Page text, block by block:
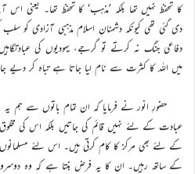
کا تحفظ نہیں تھا بلکہ ’مذہب‘ کا تحفظ تھا۔
دی گئی تھی کیونکہ دشمنانِ اسلام مذہبی آزادی کو
دفاعی جنگ نہ کرتے تو گرجے، یہودیوں کی
میں اللہ کا کثرت سے نام لیا جاتا ہے تباہ کر دیے
حضورِ انور نے فرمایا کہ ان تمام باتوں سے ہم یہ
عبادت کے لئے نہیں قائم کی جاتیں بلکہ اس کی
کے لئے بھی مرکز کا کام کرتی ہیں۔ اس لئے
کے ساتھ رہیں۔ ان کا یہ فرض بنتا ہے کہ وہ دوسروں